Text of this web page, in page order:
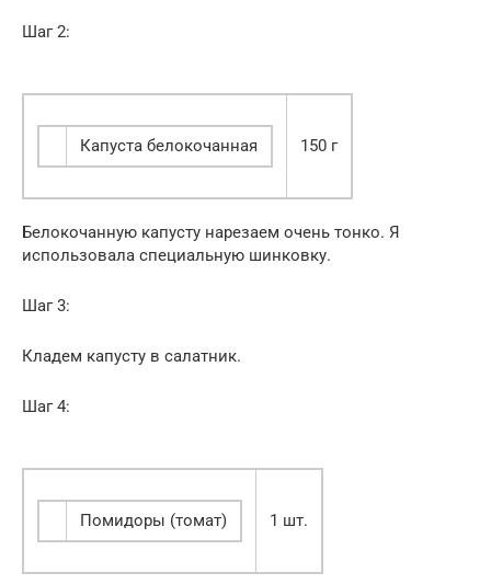
Шаг 2:
Капуста белокочанная 150 г
Белокочанную капусту нарезаем очень тонко. Я
использовала специальную шинковку.
Шаг 3:
Кладем капусту в салатник.
Шаг 4:
Помидоры (томат) 1 шт.